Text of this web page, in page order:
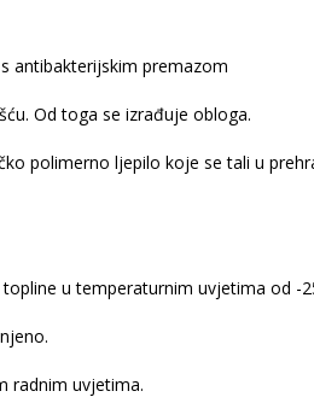
antibakterijskim premazom
Od toga se izrađuje obloga.
polimerno ljepilo koje se tali u
u temperaturnim uvjetima od -
radnim uvjetima.